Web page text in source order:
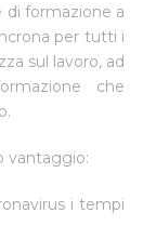
di formazione a
per tutti i
sul lavoro, ad
che
vantaggio:
i tempi